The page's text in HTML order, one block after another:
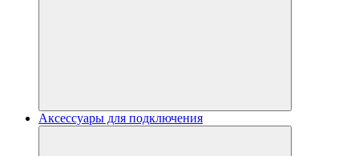
Аксессуары для подключения